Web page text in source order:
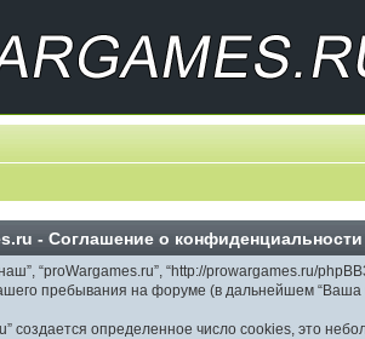
- Соглашение о конфиденциальности
“proWargames.ru”, “http://prowargames.ru/
пребывания на форуме (в дальнейшем
определенное число cookies, это